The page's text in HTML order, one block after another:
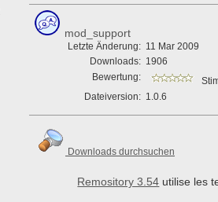
mod_support
Letzte Änderung: 11 Mar 2009
Downloads: 1906
Bewertung:
Dateiversion: 1.0.6
Downloads durchsuchen
Remository 3.54 utilise les